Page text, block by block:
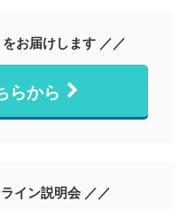
お届けします ／／
らから
イン説明会 ／／